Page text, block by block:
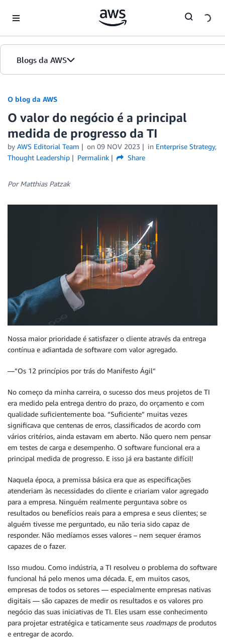
Blogs da AWS
Página inicial
Edições
O blog da AWS
O valor do negócio é a principal
medida de progresso da TI
by AWS Editorial Team on 09 NOV 2023 in Enterprise Strategy,
Thought Leadership
Permalink Share
Por Matthias Patzak
Nossa maior prioridade é satisfazer o cliente através da entrega
contínua e adiantada de software com valor agregado.
—”Os 12 princípios por trás do Manifesto Ágil”
No começo da minha carreira, o sucesso dos meus projetos de TI
era medido pela entrega dentro do prazo, do orçamento e com
qualidade suficientemente boa. “Suficiente” muitas vezes
significava que centenas de erros, classificados de acordo com
vários critérios, ainda estavam em aberto. Não quero nem pensar
em testes de carga e desempenho. O software funcional era a
principal medida de progresso. E isso já era bastante difícil!
Naquela época, a premissa básica era que as especificações
atenderiam às necessidades do cliente e criariam valor agregado
para a empresa. Ninguém realmente perguntava sobre os
resultados ou benefícios reais para a empresa e seus clientes; se
alguém tivesse me perguntado, eu não teria sido capaz de
responder. Não medíamos esses valores – nem sequer éramos
capazes de o fazer.
Isso mudou. Como indústria, a TI resolveu o problema do software
funcional há pelo menos uma década. E, em muitos casos,
empresas de todos os setores — especialmente empresas nativas
digitais — são capazes de medir os resultados e os valores pro
negócio das suas iniciativas de TI. Eles usam esse conhecimento
para projetar estratégica e taticamente seus roadmapsde produtos
e entregar de acordo.